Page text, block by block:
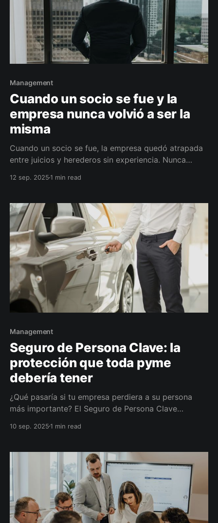
Management
Cuando un socio se fue y la
empresa nunca volvió a ser la
misma
Cuando un socio se fue, la empresa quedó atrapada
entre juicios y herederos sin experiencia. Nunca
conflictos y asegura continuidad.
12 sep. 20251 min read
Management
Seguro de Persona Clave: la
protección que toda pyme
debería tener
¿Qué pasaría si tu empresa perdiera a su persona
más importante? El Seguro de Persona Clave
golpe. No es un lujo: es continuidad.
10 sep. 20251 min read